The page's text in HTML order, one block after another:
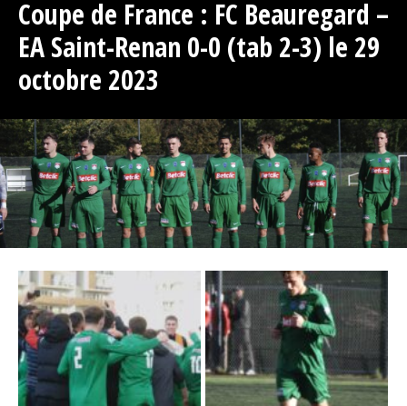
Coupe de France : FC Beauregard –
EA Saint-Renan 0-0 (tab 2-3) le 29
octobre 2023